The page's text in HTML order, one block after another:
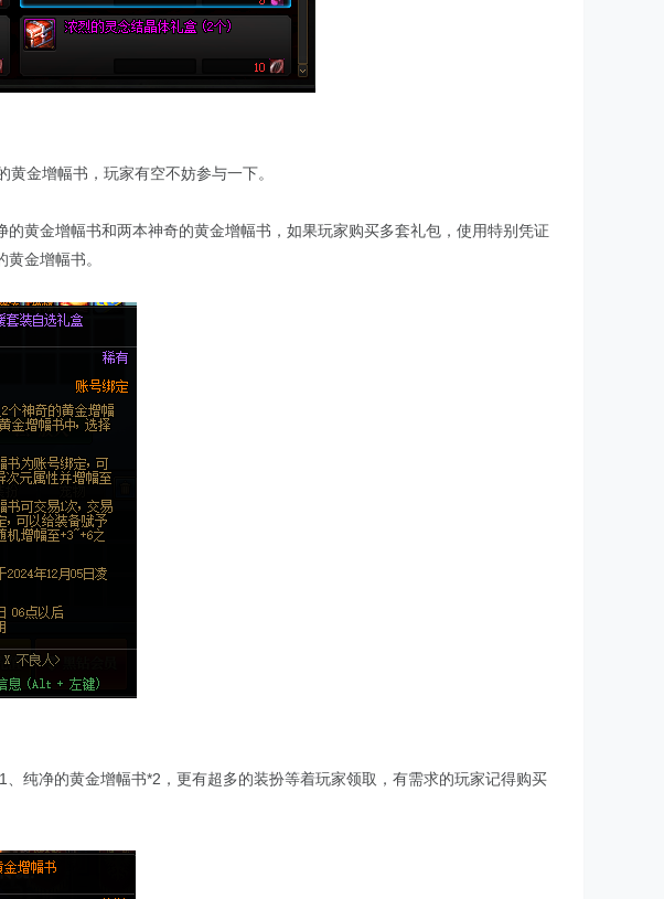
金增幅书，玩家有空不妨参与一下。
黄金增幅书和两本神奇的黄金增幅书，如果玩家购买多套礼包，使用特别凭证
金增幅书。
纯净的黄金增幅书*2，更有超多的装扮等着玩家领取，有需求的玩家记得购买